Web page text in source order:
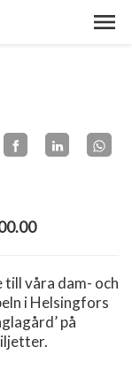
våra dam- och
i Helsingfors
på